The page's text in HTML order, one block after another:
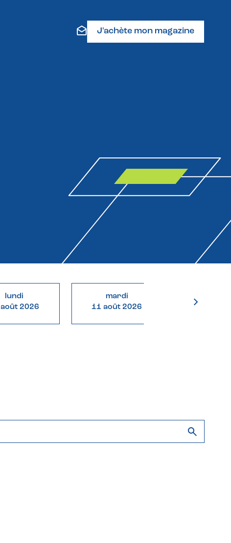
J'achète mon magazine
lundi
2026
mardi
11 août 2026
12 août